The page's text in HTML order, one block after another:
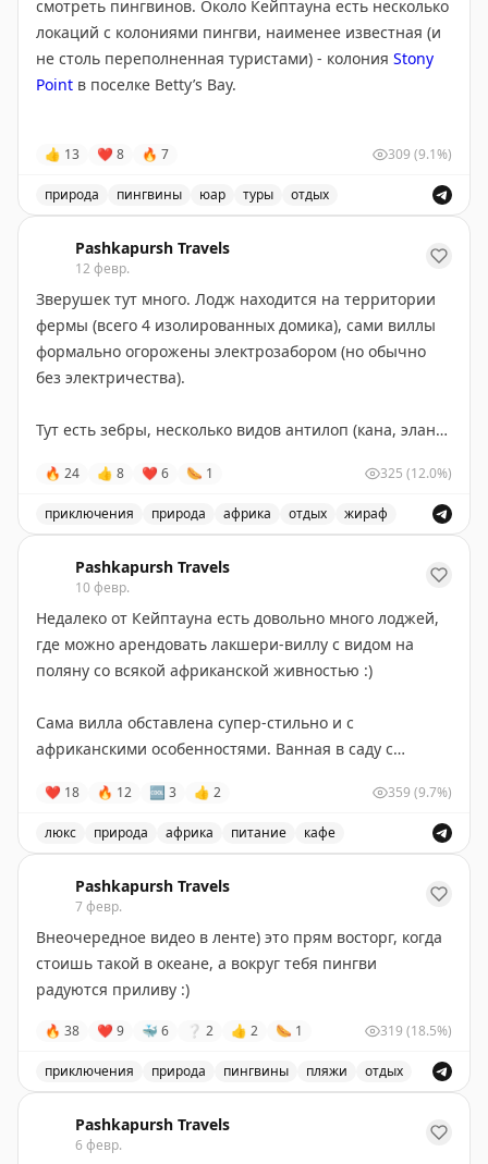
И кованый стол на веранде фотогеничный :)
смотреть пингвинов. Около Кейптауна есть несколько
локаций с колониями пингви, наименее известная (и
не столь переполненная туристами) - колония Stony
Point в поселке Betty’s Bay.
последние пару десятков километров - по прекрасной
горной дороге вдоль океана и с остановками на
обзорных площадках.
Вход к пингвинам - 45ZAR (будка оплаты далеко от
входа, а пингвины начинаются прям от парковки).
Оплатить можно заранее на сайте нацпарков
Кейптауна, либо на месте картой. Всего доступно 350
мест в день, если верить сайту :)
👍 13 ❤ 8 🔥 7 309 (9.1%)
природа пингвины юар туры отдых
Pashkapursh Travels
12 февр.
Зверушек тут много. Лодж находится на территории
фермы (всего 4 изолированных домика), сами виллы
формально огорожены электрозабором (но обычно
без электричества).
Тут есть зебры, несколько видов антилоп (кана, эланд,
(говорят, тут их три), зебры. Стаи птиц - куропатки
разных видов, египетские гуси, павлины и много
разных мелких.
Ориксёныш совсем контактный и тусит около
кормушки, с удовольствием гладится и ест с рук.
Кормежка живности дважды в день - утром сразу
дополнительные пакетики с кормом и подкармливать
животинок самостоятельно - 30 рэндов за пакетик.
пришлют подробную инструкцию, что можно и что
нельзя делать на ферме :)
🔥 24 👍 8 ❤ 6 🌭 1 325 (12.0%)
приключения природа африка отдых жираф
Pashkapursh Travels
10 февр.
Недалеко от Кейптауна есть довольно много лоджей,
где можно арендовать лакшери-виллу с видом на
поляну со всякой африканской живностью :)
Сама вилла обставлена супер-стильно и с
африканскими особенностями. Ванная в саду с
зависнуть на пару дней в часе на авто от города.
Питание тут не предусмотрено (как и почти везде в
Африке) - заезжайте в супермаркеты по дороге.
Kalmeer Game Lodge
Про местную живность - в следующем посте.
❤ 18 🔥 12 🆒 3 👍 2 359 (9.7%)
люкс природа африка питание кафе
Pashkapursh Travels
7 февр.
Внеочередное видео в ленте) это прям восторг, когда
стоишь такой в океане, а вокруг тебя пингви
радуются приливу :)
🔥 38 ❤ 9 🐳 6 ❔ 2 👍 2 🌭 1 319 (18.5%)
приключения природа пингвины пляжи отдых
Pashkapursh Travels
6 февр.